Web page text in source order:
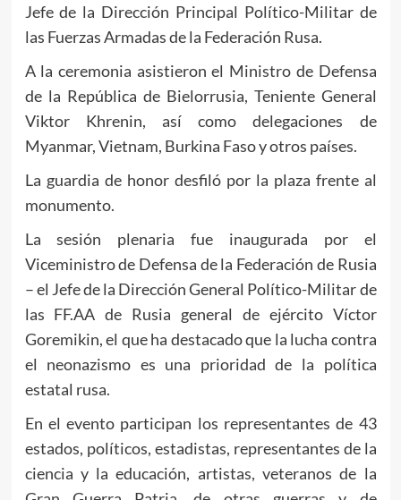
Jefe de la Dirección Principal Político-Militar de
las Fuerzas Armadas de la Federación Rusa.
A la ceremonia asistieron el Ministro de Defensa
de la República de Bielorrusia, Teniente General
Viktor Khrenin, así como delegaciones de
Myanmar, Vietnam, Burkina Faso y otros países.
La guardia de honor desfiló por la plaza frente al
monumento.
La sesión plenaria fue inaugurada por el
Viceministro de Defensa de la Federación de Rusia
– el Jefe de la Dirección General Político-Militar de
las FF.AA de Rusia general de ejército Víctor
Goremikin, el que ha destacado que la lucha contra
el neonazismo es una prioridad de la política
estatal rusa.
En el evento participan los representantes de 43
estados, políticos, estadistas, representantes de la
ciencia y la educación, artistas, veteranos de la